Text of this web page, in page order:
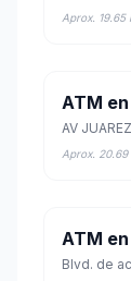
Aprox. 19.65
ATM en
AV
Aprox.
ATM